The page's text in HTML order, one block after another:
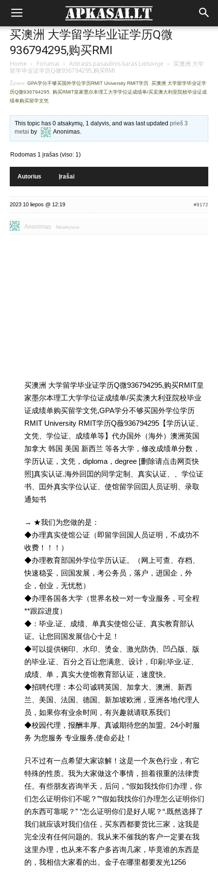
买澳洲 大学留学毕业证学历Q微
936794295,购买RMI
Home › Forumai › Antrasis pasaulinis karas Lietuvoje › 买澳洲 大学
留学毕业证学历Q微936794295,购买RMI
Žymos: GPA学分不够买国外学位学历RMIT University RMIT学历 买澳洲 大学留学毕业证学
历Q微936794295
购买RMIT皇家墨尔本理工大学学位证成绩单/买卖澳大利亚院校毕业证成
绩单购买留学文凭
This topic has 0 atsakymų, 1 dalyvis, and was last updatedprieš 3
metai by Anonimas.
Rodomas 1 įrašas (viso: 1)
Autorius Įrašai
2023 10 liepos @ 12:19 #9172
Anonimas Neaktyvus
买澳洲 大学留学毕业证学历Q微936794295,购买RMIT皇
家墨尔本理工大学学位证成绩单/买卖澳大利亚院校毕业
证成绩单购买留学文凭,GPA学分不够买国外学位学历
RMIT University RMIT学历Q薇936794295【学历认证、
文凭、学位证、成绩单等】代办国外（海外）澳洲英国
加拿大 韩国 美国 新西兰 等各大学，修改成绩单分数，
学历认证，文凭，diploma，degree [删除请点击网页快
照]真实认证.海外回囯的同学定制、真实认证、、学位证
书、囯外真实学位认证、使馆留学回囯人员证明、录取
通知书
→ ★我们为您做的是：
◆办理真实使馆公证（即留学回国人员证明，不成功不
收费！！！）
◆办理教育部国外学位学历认证。（网上可查、存档、
快速稳妥，回国发展，考公务员，落户，进国企，外
企，创业，无忧愁）
◆办理各国各大学（世界名校一对一专业服务，可全程
**跟踪进度）
◆：毕业.证、成绩、单真实使馆公证、真实教育部认
证。让您回国发展信心十足！
◆可以提供钢印、水印、烫金、激光防伪、凹凸版、版
的毕业.证、百分之百让您满意、设计，印刷;毕业.证、
成绩、单，真实大使馆教育部认证，速度快。
◆招聘代理：本公司诚聘英国、加拿大、澳洲、新西
兰、美国、法国、德国、新加坡欧洲，亚洲各地代理人
员，如果你有业余时间，有兴趣就请联系我们
◆校园代理，报酬丰厚。真诚期待您的加盟。24小时服
务 为您服务 专业服务,使命必赴！
只不过有一点希望大家谅解！这是一个灰色行业，有它
特殊的性质。我为大家做这个事情，担着很重的法律责
任。有些朋友咨询半天，后问，“假如我找你们办理，你
们怎么证明你们不呢？”“假如我找你们办理怎么证明你们
的东西可靠呢？” “怎么证明你们是好人呢？“.既然选择了
我们就应该对我们信任，买东西都要货比三家，这我是
完全没有任何问题的。我从来不催我的客户一定要在我
这里办理，也从来不客户多咨询几家，毕竟谁的东西是
的，我相信大家看的出。金子在哪里都要发光1256